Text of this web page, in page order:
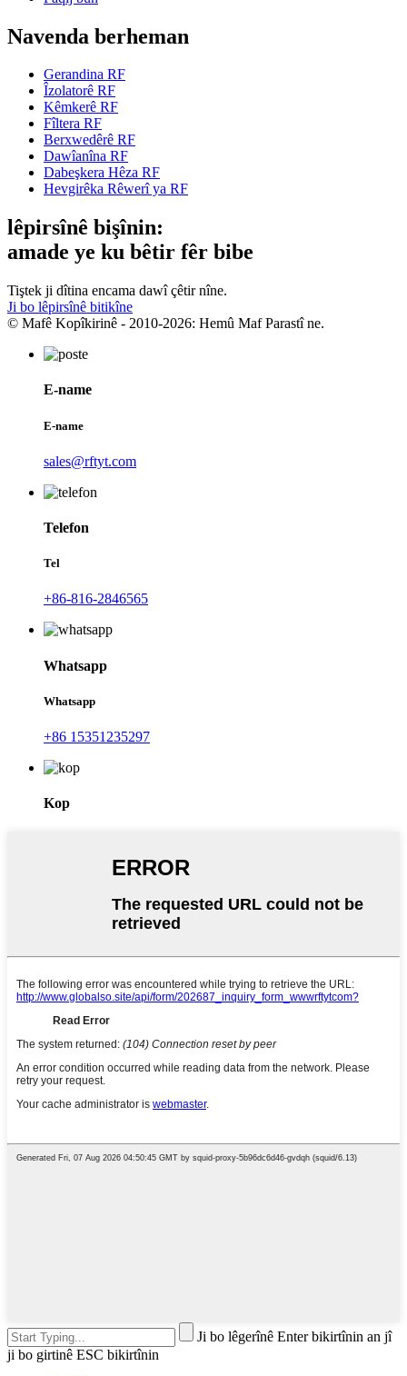
Navenda berheman
Gerandina RF
Îzolatorê RF
Kêmkerê RF
Fîltera RF
Berxwedêrê RF
Dawîanîna RF
Dabeşkera Hêza RF
Hevgirêka Rêwerî ya RF
lêpirsînê bişînin:
amade ye ku bêtir fêr bibe
Tiştek ji dîtina encama dawî çêtir nîne.
Ji bo lêpirsînê bitikîne
© Mafê Kopîkirinê - 2010-2026: Hemû Maf Parastî ne.
E-name
E-name
sales@rftyt.com
Telefon
Tel
+86-816-2846565
Whatsapp
Whatsapp
+86 15351235297
Kop
Ji bo lêgerînê Enter bikirtînin an jî
ji bo girtinê ESC bikirtînin